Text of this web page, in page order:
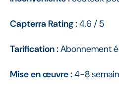
Capterra Rating :4.6 / 5
Tarification :Abonnement
Mise en œuvre :4-8